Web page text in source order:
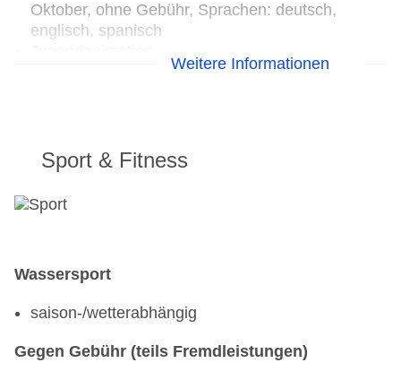
Oktober, ohne Gebühr, Sprachen: deutsch,
englisch, spanisch
Weitere Informationen
Sport & Fitness
Wassersport
saison-/wetterabhängig
Gegen Gebühr (teils Fremdleistungen)